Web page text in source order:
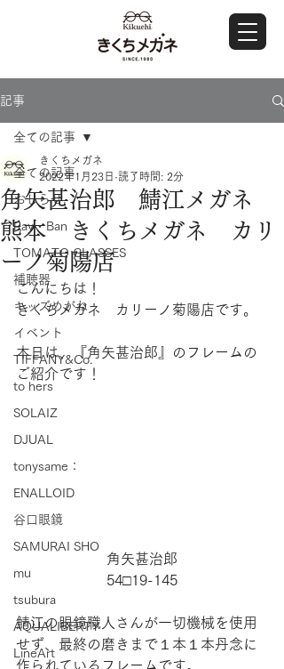
記事
全ての記事
おしらせ
Ray・Ban
TOMATO GLASSES
補聴器
キッズめがね
イベント
TIFFANY&Co.
to hers
SOLAIZ
DJUAL
tonysame：
ENALLOID
谷口眼鏡
SAMURAI SHO
mu
tsubura
AQUALIBERTY
LineArt
全ての記事
角矢甚治郎 鯖江メガネ
熊本 きくちメガネ カリ
ーノ菊陽店
きくちメガネ
2022年1月23日 読了時間: 2分
こんにちは！
きくちメガネ　カリーノ菊陽店です。
本日は、『角矢甚治郎』のフレームの
ご紹介です！
角矢甚治郎
54□19-145
鯖江の眼鏡職人さんが一切機械を使用
せず、最終の磨きまで１本１本丹念に
作られているフレームです。